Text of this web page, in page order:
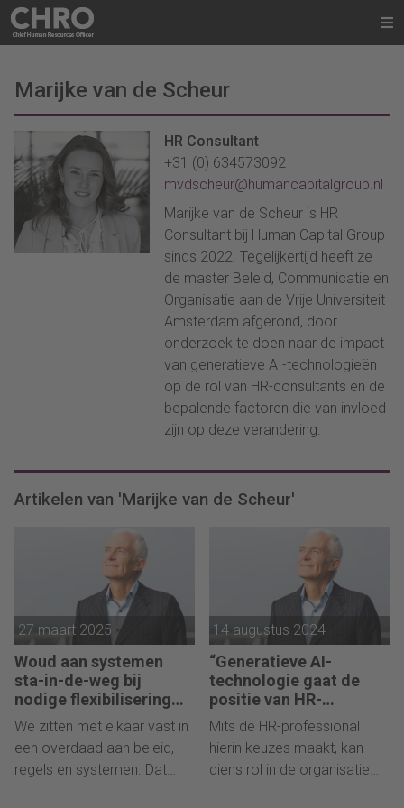
Marijke van de Scheur
HR Consultant
+31 (0) 634573092
mvdscheur@humancapitalgroup.nl
Marijke van de Scheur is HR
Consultant bij Human Capital Group
sinds 2022. Tegelijkertijd heeft ze
de master Beleid, Communicatie en
Organisatie aan de Vrije Universiteit
Amsterdam afgerond, door
onderzoek te doen naar de impact
van generatieve AI-technologieën
op de rol van HR-consultants en de
bepalende factoren die van invloed
zijn op deze verandering.
Artikelen van 'Marijke van de Scheur'
27 maart 2025
Woud aan systemen
sta-in-de-weg bij
nodige flexibilisering
van organisatie
We zitten met elkaar vast in
een overdaad aan beleid,
regels en systemen. Dat
14 augustus 2024
“Generatieve AI-
technologie gaat de
positie van HR-
professionals in
organisaties sterk
veranderen”
Mits de HR-professional
hierin keuzes maakt, kan
diens rol in de organisatie